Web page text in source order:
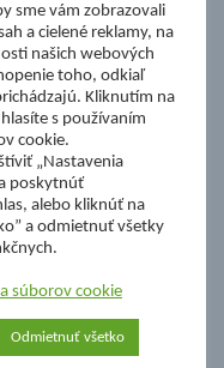
a.s.
sme vám zobrazovali
a cielené reklamy, na
našich webových
toho, odkiaľ
Kliknutím na
s používaním
cookie.
„Nastavenia
poskytnúť
alebo kliknúť na
a odmietnuť všetky
súborov cookie
Odmietnuť všetko